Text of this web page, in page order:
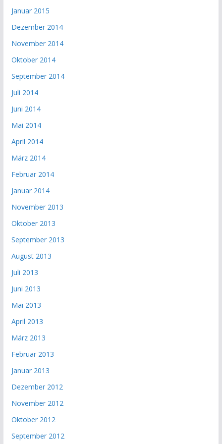
Januar 2015
Dezember 2014
November 2014
Oktober 2014
September 2014
Juli 2014
Juni 2014
Mai 2014
April 2014
März 2014
Februar 2014
Januar 2014
November 2013
Oktober 2013
September 2013
August 2013
Juli 2013
Juni 2013
Mai 2013
April 2013
März 2013
Februar 2013
Januar 2013
Dezember 2012
November 2012
Oktober 2012
September 2012